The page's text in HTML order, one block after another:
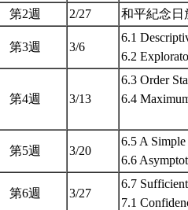
第2週 2/27 和平紀念日
第3週 3/6
6.1
6.2
第4週 3/13
6.3 Order
6.4
第5週 3/20
6.5 A Simple
6.6
第6週 3/27
6.7
7.1